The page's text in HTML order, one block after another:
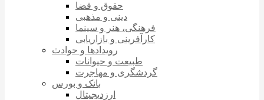
حقوق و قضا
دینی و مذهبی
فرهنگی، هنر و سینما
کارآفرینی و بازاریابی
رویدادها و حوادث
طبیعت و حیوانات
گردشگری و مهاجرت
بانک و بورس
ارزدیجیتال